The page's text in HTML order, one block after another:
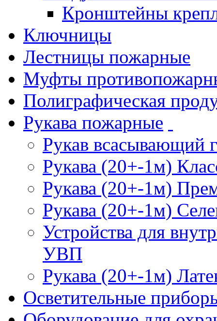
Кронштейны
Ключницы
Лестницы пожарные
Муфты
Полиграфическая
Рукава пожарные
Рукав всасывающий
Рукава (20+-1м)
Рукава (20+-1м)
Рукава (20+-1м)
Устройства для
УВП
Рукава (20+-1м)
Осветительные